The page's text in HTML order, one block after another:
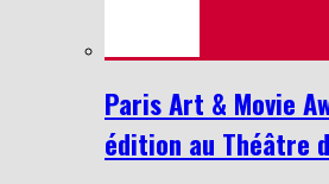
Paris Art & Movie
édition au Théâtre